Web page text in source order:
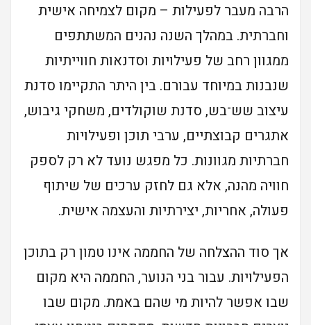
הרבה מעבר לפעילות – מקום לצמיחה אישית
וחברתית. במהלך השנה נהנים המשתתפים
ממגוון רחב של פעילויות וסדנאות חווייתיות
שנבנות במיוחד עבורם. בין היתר התקיימו סדנת
עיצוב שש־בש, סדנת שוקולדים, משחקי גיבוש,
אתגרים קבוצתיים, ערבי תוכן ופעילויות
חברתיות מגוונות. כל מפגש נועד לא רק לספק
חוויה מהנה, אלא גם לחזק ערכים של שיתוף
פעולה, אחריות, יצירתיות והעצמה אישית.
אך סוד ההצלחה של החממה אינו טמון רק בתוכן
הפעילויות. עבור בני הנוער, החממה היא מקום
שבו אפשר להיות מי שהם באמת. מקום שבו